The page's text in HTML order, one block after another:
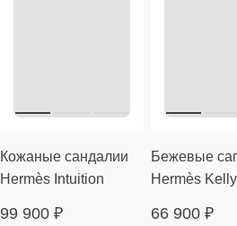
Кожаные сандалии
Hermès Intuition
99 900 ₽
Бежевые
Hermès Kelly
66 900 ₽